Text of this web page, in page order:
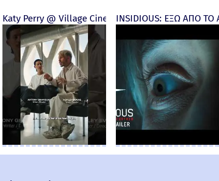
Katy Perry @ Village CinemasINSIDIOUS: ΕΞΩ ΑΠΟ